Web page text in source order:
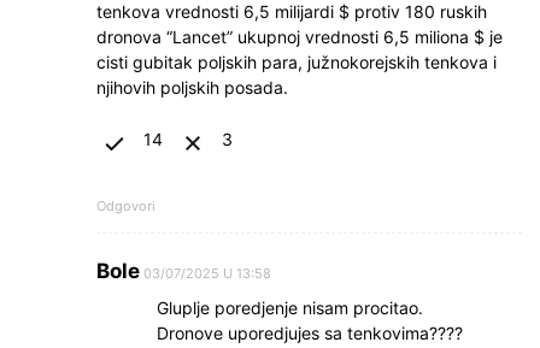
tenkova vrednosti 6,5 milijardi $ protiv 180 ruskih
dronova “Lancet” ukupnoj vrednosti 6,5 miliona $ je
cisti gubitak poljskih para, južnokorejskih tenkova i
njihovih poljskih posada.
14 3
Odgovori
Bole 03/07/2025 U 13:58
Gluplje poredjenje nisam procitao.
Dronove uporedjujes sa tenkovima????